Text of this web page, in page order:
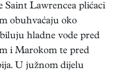
Saint Lawrencea plićaci
obuhvaćaju oko
hladne vode pred
i Marokom te pred
U južnom dijelu